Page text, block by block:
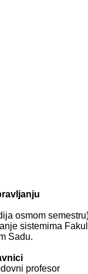
osmom
sistemima
Sadu.
profesor